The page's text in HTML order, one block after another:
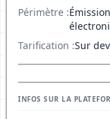
Périmètre :
Tarification :Sur
INFOS SUR LA